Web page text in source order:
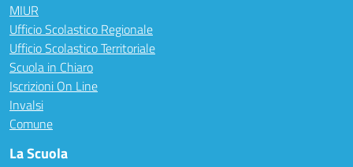
MIUR
Ufficio Scolastico Regionale
Ufficio Scolastico Territoriale
Scuola in Chiaro
Iscrizioni On Line
Invalsi
Comune
La Scuola